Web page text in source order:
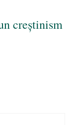
creștinism